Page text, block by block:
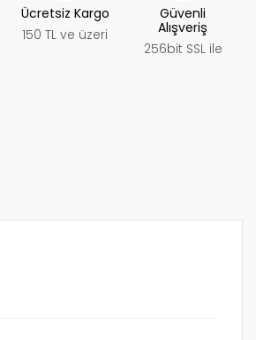
Ücretsiz Kargo
150 TL ve üzeri
Güvenli
Alışveriş
256bit SSL ile